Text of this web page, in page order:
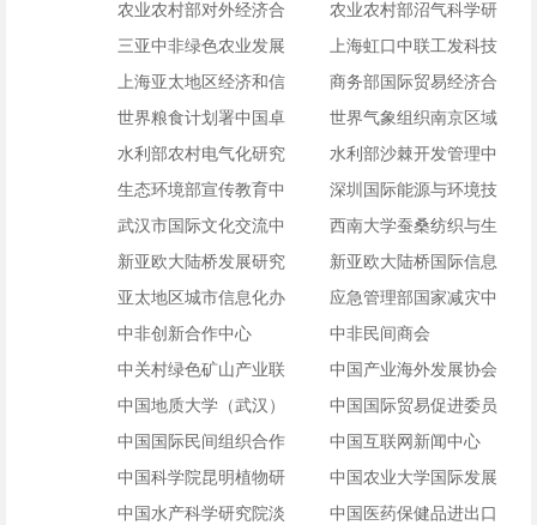
中心
所有限公司
农业农村部对外经济合
作中心
农业农村部沼气科学研
究所
三亚中非绿色农业发展
研究中心
上海虹口中联工发科技
创新中心
上海亚太地区经济和信
息化人才培训中心
商务部国际贸易经济合
作研究院
世界粮食计划署中国卓
越中心
世界气象组织南京区域
培训中心
水利部农村电气化研究
所⁄亚太地区小水电研究
培训中心
水利部沙棘开发管理中
心（水利部水土保持植
物开发管理中心）
生态环境部宣传教育中
心
深圳国际能源与环境技
术促进中心
武汉市国际文化交流中
心
西南大学蚕桑纺织与生
物质科学学院
新亚欧大陆桥发展研究
中心
新亚欧大陆桥国际信息
中心
亚太地区城市信息化办
公室
应急管理部国家减灾中
心
中非创新合作中心
中非民间商会
中关村绿色矿山产业联
盟
中国产业海外发展协会
中国地质大学（武汉）
环境学院
中国国际贸易促进委员
会（中国国际商会）培
训中心
中国国际民间组织合作
促进会
中国互联网新闻中心
中国科学院昆明植物研
究所
中国农业大学国际发展
与全球农业学院
中国水产科学研究院淡
中国医药保健品进出口